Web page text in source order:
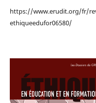
https://www.erudit.org/fr/
ethiqueedufor06580/